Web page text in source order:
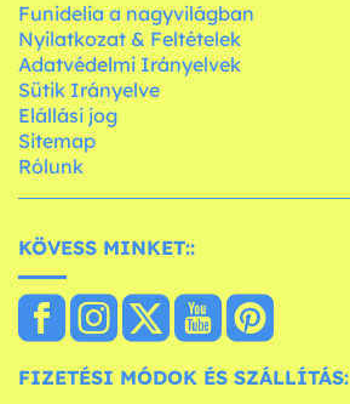
Funidelia a nagyvilágban
Nyilatkozat & Feltételek
Adatvédelmi Irányelvek
Sütik Irányelve
Elállási jog
Sitemap
Rólunk
KÖVESS MINKET::
FIZETÉSI MÓDOK ÉS SZÁLLÍTÁS: